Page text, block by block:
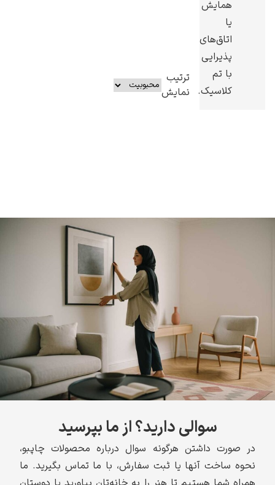
همایش
یا
اتاق‌های
پذیرایی
با تم
کلاسیک.
ترتیب
نمایش
سوالی دارید؟ از ما بپرسید
در صورت داشتن هرگونه سوال درباره محصولات چاپبو،
نحوه ساخت آنها یا ثبت سفارش، با ما تماس بگیرید. ما